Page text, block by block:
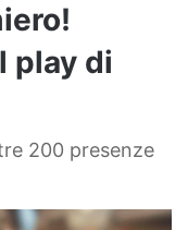
play di
200 presenze